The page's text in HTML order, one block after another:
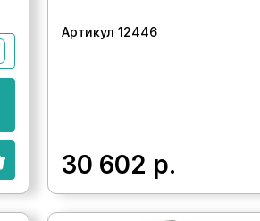
Артикул 12446
30 602 р.